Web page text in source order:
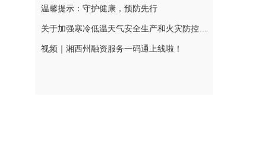
温馨提示：守护健康，预防先行
关于加强寒冷低温天气安全生产和火灾防控工作的提示
视频｜湘西州融资服务一码通上线啦！